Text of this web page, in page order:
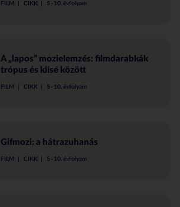
FILM CIKK 5–10. évfolyam
A „lapos” mozielemzés: filmdarabkák
trópus és klisé között
FILM CIKK 5–10. évfolyam
Gifmozi: a hátrazuhanás
FILM CIKK 5–10. évfolyam